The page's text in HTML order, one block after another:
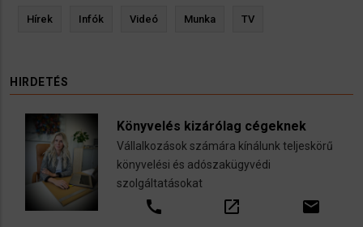
Hírek Infók Videó Munka TV
HIRDETÉS
Könyvelés kizárólag cégeknek
Vállalkozások számára kínálunk teljeskörű
könyvelési és adószakügyvédi
szolgáltatásokat
call open_in_new email